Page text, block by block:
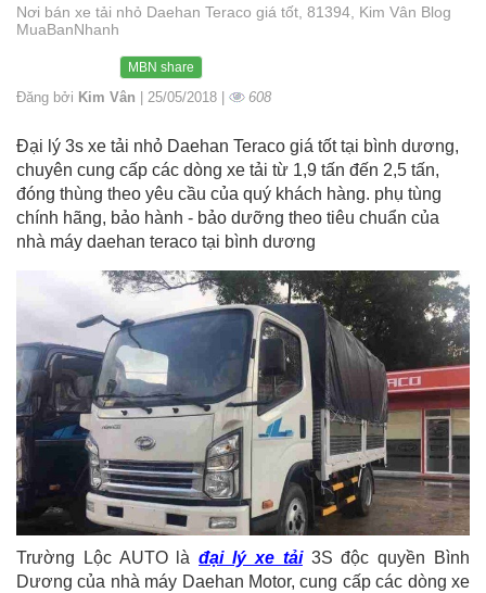
Nơi bán xe tải nhỏ Daehan Teraco giá tốt, 81394, Kim Vân Blog
MuaBanNhanh
MBN share
Đăng bởi Kim Vân | 25/05/2018 | 608
Đại lý 3s xe tải nhỏ Daehan Teraco giá tốt tại bình dương,
chuyên cung cấp các dòng xe tải từ 1,9 tấn đến 2,5 tấn,
đóng thùng theo yêu cầu của quý khách hàng. phụ tùng
chính hãng, bảo hành - bảo dưỡng theo tiêu chuẩn của
nhà máy daehan teraco tại bình dương
Trường Lộc AUTO làđại lý xe tải3S độc quyền Bình
Dương của nhà máy Daehan Motor, cung cấp các dòng xe